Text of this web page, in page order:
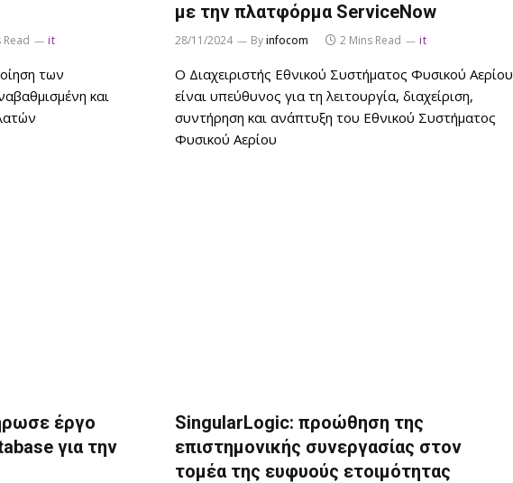
Read it
των
και
με την πλατφόρμα ServiceNow
28/11/2024 Byinfocom 2 Mins Read it
Ο Διαχειριστής Εθνικού Συστήματος Φυσικού Αερίου
είναι υπεύθυνος για τη λειτουργία, διαχείριση,
συντήρηση και ανάπτυξη του Εθνικού Συστήματος
Φυσικού Αερίου
έργο
για την
SingularLogic: προώθηση της
επιστημονικής συνεργασίας στον
τομέα της ευφυούς ετοιμότητας